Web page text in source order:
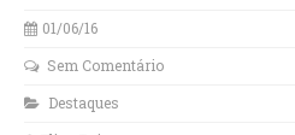
01/06/16
Sem Comentário
Destaques